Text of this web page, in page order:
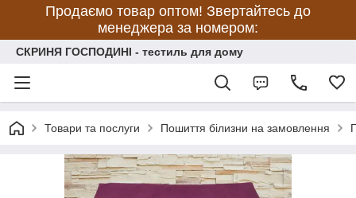
Продаємо товар оптом! Звертайтесь до
менеджера за номером:
СКРИНЯ ГОСПОДИНІ - тестиль для дому
Товари та послуги Пошиття білизни на замовлення